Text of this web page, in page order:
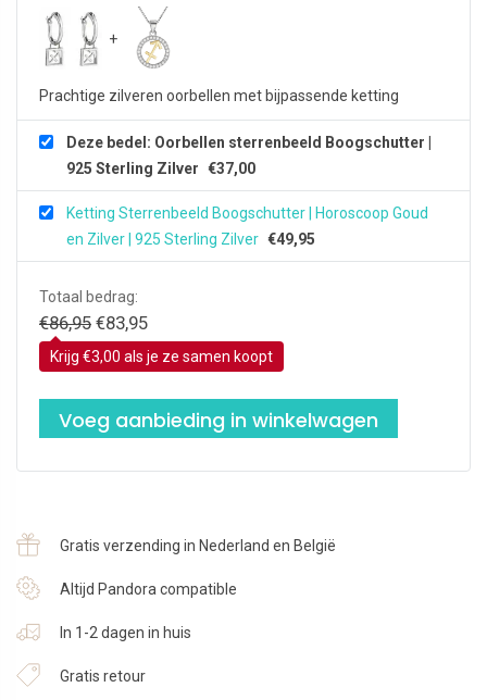
Prachtige zilveren oorbellen met bijpassende ketting
Deze bedel: Oorbellen sterrenbeeld Boogschutter |
925 Sterling Zilver €37,00
Ketting Sterrenbeeld Boogschutter | Horoscoop Goud
en Zilver | 925 Sterling Zilver €49,95
Totaal bedrag:
€86,95 Oorspronkelijke
prijs
was:
€86,95.
€83,95Huidige
prijs
is:
€83,95.
Krijg €3,00 als je ze samen koopt
Voeg aanbieding in winkelwagen
Gratis verzending in Nederland en België
Altijd Pandora compatible
In 1-2 dagen in huis
Gratis retour